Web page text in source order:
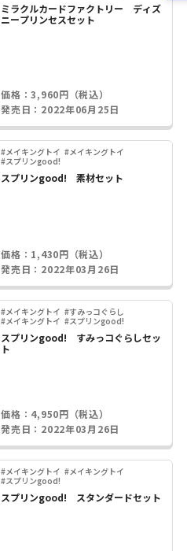
ミラクルカードファクトリー ディズ
ニープリンセスセット
価格：3,960円（税込）
発売日：2022年06月25日
#メイキングトイ #メイキングトイ
#スプリンgood!
スプリンgood! 素材セット
価格：1,430円（税込）
発売日：2022年03月26日
#メイキングトイ #すみっコぐらし
#メイキングトイ #スプリンgood!
スプリンgood! すみっコぐらしセッ
ト
価格：4,950円（税込）
発売日：2022年03月26日
#メイキングトイ #メイキングトイ
#スプリンgood!
スプリンgood! スタンダードセット